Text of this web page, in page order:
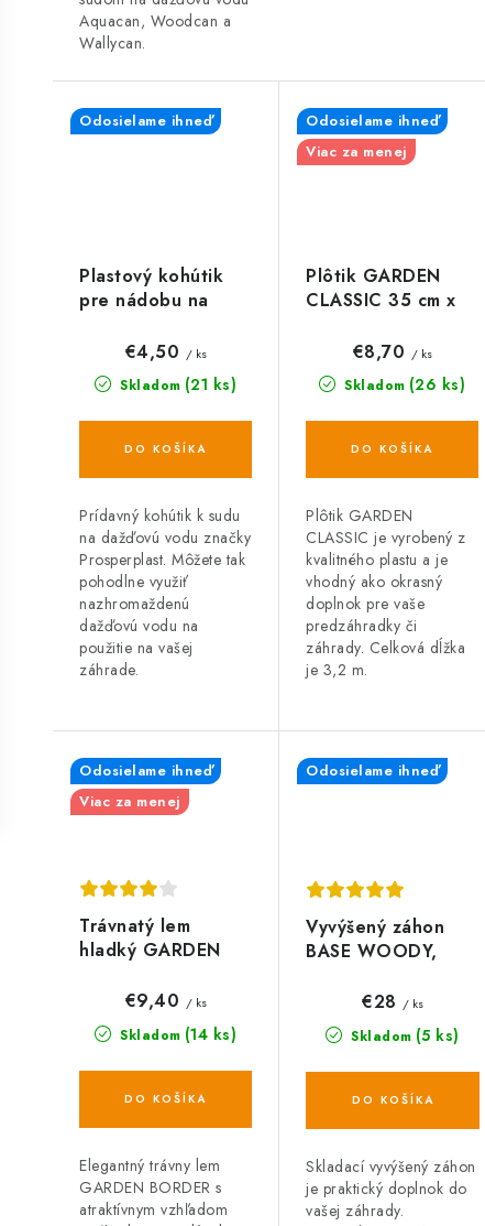
Aquacan, Woodcan a
Wallycan.
Plastový kohútik
pre nádobu na
CANTAP1
Odosielame ihneď
Skladom (21 ks)
€4,50 / ks
DO KOŠÍKA
Prídavný kohútik k sudu
na dažďovú vodu značky
Prosperplast. Môžete tak
pohodlne využiť
nazhromaždenú
dažďovú vodu na
použitie na vašej
záhrade.
Plôtik GARDEN
CLASSIC 35 cm x
Odosielame ihneď
Viac za menej
Skladom (26 ks)
€8,70 / ks
DO KOŠÍKA
Plôtik GARDEN
CLASSIC je vyrobený z
kvalitného plastu a je
vhodný ako okrasný
doplnok pre vaše
predzáhradky či
záhrady. Celková dĺžka
je 3,2 m.
Trávnatý lem
hladký GARDEN
kamenný 3,9 m
Odosielame ihneď
Viac za menej
Skladom (14 ks)
€9,40 / ks
DO KOŠÍKA
Elegantný trávny lem
GARDEN BORDER s
atraktívnym vzhľadom
Vyvýšený záhon
BASE WOODY,
Odosielame ihneď
Skladom (5 ks)
€28 / ks
DO KOŠÍKA
Skladací vyvýšený záhon
je praktický doplnok do
vašej záhrady.